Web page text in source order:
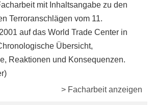
mit Inhaltsangabe zu den
Terroranschlägen vom 11.
auf das World Trade Center in
Übersicht,
Reaktionen und Konsequenzen.
> Facharbeit anzeigen